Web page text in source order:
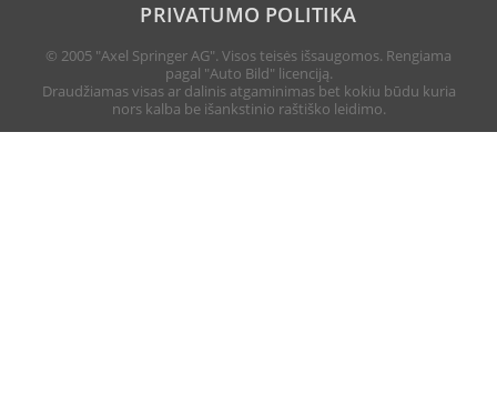
PRIVATUMO POLITIKA
© 2005 "Axel Springer AG". Visos teisės išsaugomos. Rengiama
pagal "Auto Bild" licenciją.
Draudžiamas visas ar dalinis atgaminimas bet kokiu būdu kuria
nors kalba be išankstinio raštiško leidimo.